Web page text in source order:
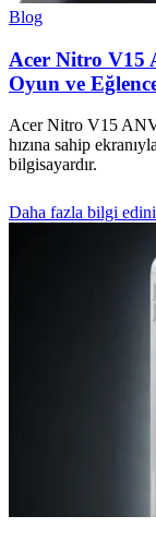
Blog
Acer Nitro V15
Oyun ve
Acer Nitro V15
hızına sahip
bilgisayardır.
Daha fazla bilgi